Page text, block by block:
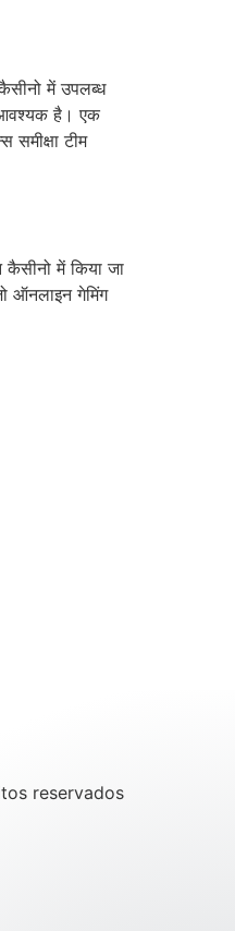
में उपलब्ध
आवश्यक है। एक
टीम
में किया जा
ऑनलाइन गेमिंग
reservados